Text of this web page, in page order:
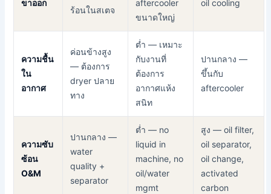
ขาออก
ร้อนในสเตจ
aftercooler
ขนาดใหญ่
oil cooling
ความชื้น
ใน
อากาศ
ค่อนข้างสูง
— ต้องการ
dryer ปลาย
ทาง
ต่ำ — เหมาะ
กับงานที่
ต้องการ
อากาศแห้ง
สนิท
ปานกลาง —
ขึ้นกับ
aftercooler
ความซับ
ซ้อน
O&M
ปานกลาง —
water
quality +
separator
ต่ำ — no
liquid in
machine, no
oil/water
mgmt
สูง — oil filter,
oil separator,
oil change,
activated
carbon